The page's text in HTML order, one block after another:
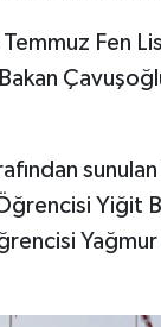
Fen
Yiğit
Yağmur